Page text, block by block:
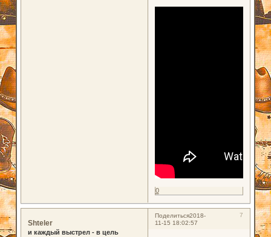
0
Поделиться 7
2018-
11-15 18:02:57
Shteler
и каждый выстрел - в цель